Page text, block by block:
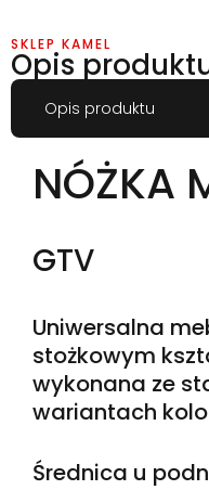
SKLEP KAMEL
Opis
Opis produktu
NÓŻKA
GTV
Uniwersalna
stożkowym
wykonana ze
wariantach
Średnica u